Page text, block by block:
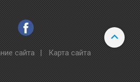
сайта | Карта сайта